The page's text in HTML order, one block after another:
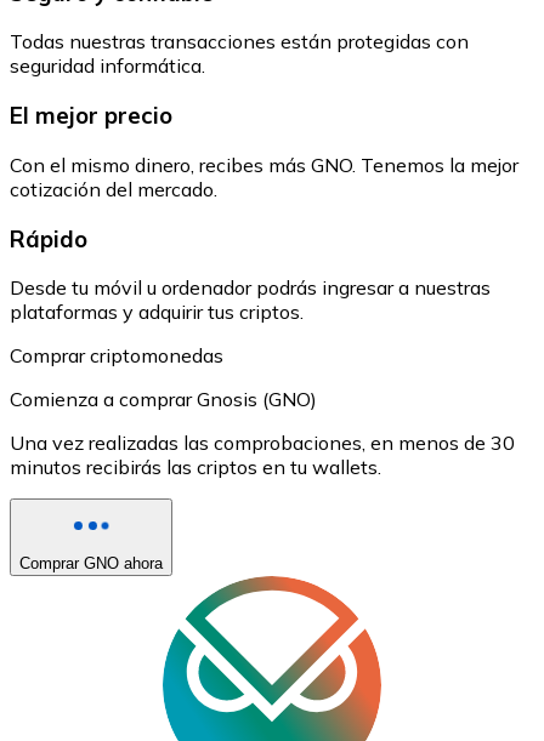
Todas nuestras transacciones están protegidas con
seguridad informática.
El mejor precio
Con el mismo dinero, recibes más GNO. Tenemos la mejor
cotización del mercado.
Rápido
Desde tu móvil u ordenador podrás ingresar a nuestras
plataformas y adquirir tus criptos.
Comprar criptomonedas
Comienza a comprar Gnosis (GNO)
Una vez realizadas las comprobaciones, en menos de 30
minutos recibirás las criptos en tu wallets.
Comprar GNO ahora